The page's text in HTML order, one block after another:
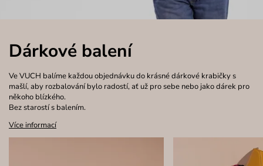
Dárkové balení
Ve VUCH balíme každou objednávku do krásné dárkové krabičky s
mašlí, aby rozbalování bylo radostí, ať už pro sebe nebo jako dárek pro
někoho blízkého.
Bez starostí s balením.
Více informací